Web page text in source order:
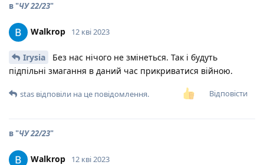
в "ЧУ 22/23"
Walkrop 12 кві 2023
Irysia
Без нас нічого не змінеться. Так і будуть
підпільні змагання в даний час прикриватися війною.
Відповісти
stas відповіли на це повідомлення.
в "ЧУ 22/23"
Walkrop 12 кві 2023